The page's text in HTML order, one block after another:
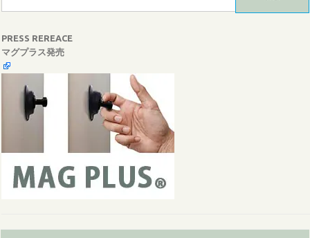
PRESS REREACE
マグプラス発売